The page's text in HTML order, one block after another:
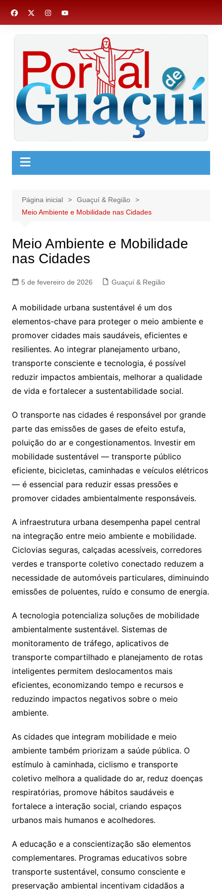
para
Página inicial
Guaçuí & Região
Meio Ambiente e Mobilidade nas Cidades
Meio Ambiente e Mobilidade
nas Cidades
5 de fevereiro de 2026 Guaçuí & Região
A mobilidade urbana sustentável é um dos
elementos-chave para proteger o meio ambiente e
promover cidades mais saudáveis, eficientes e
resilientes. Ao integrar planejamento urbano,
transporte consciente e tecnologia, é possível
reduzir impactos ambientais, melhorar a qualidade
de vida e fortalecer a sustentabilidade social.
O transporte nas cidades é responsável por grande
parte das emissões de gases de efeito estufa,
poluição do ar e congestionamentos. Investir em
mobilidade sustentável — transporte público
eficiente, bicicletas, caminhadas e veículos elétricos
— é essencial para reduzir essas pressões e
promover cidades ambientalmente responsáveis.
A infraestrutura urbana desempenha papel central
na integração entre meio ambiente e mobilidade.
Ciclovias seguras, calçadas acessíveis, corredores
verdes e transporte coletivo conectado reduzem a
necessidade de automóveis particulares, diminuindo
emissões de poluentes, ruído e consumo de energia.
A tecnologia potencializa soluções de mobilidade
ambientalmente sustentável. Sistemas de
monitoramento de tráfego, aplicativos de
transporte compartilhado e planejamento de rotas
inteligentes permitem deslocamentos mais
eficientes, economizando tempo e recursos e
reduzindo impactos negativos sobre o meio
ambiente.
As cidades que integram mobilidade e meio
ambiente também priorizam a saúde pública. O
estímulo à caminhada, ciclismo e transporte
coletivo melhora a qualidade do ar, reduz doenças
respiratórias, promove hábitos saudáveis e
fortalece a interação social, criando espaços
urbanos mais humanos e acolhedores.
A educação e a conscientização são elementos
complementares. Programas educativos sobre
transporte sustentável, consumo consciente e
preservação ambiental incentivam cidadãos a